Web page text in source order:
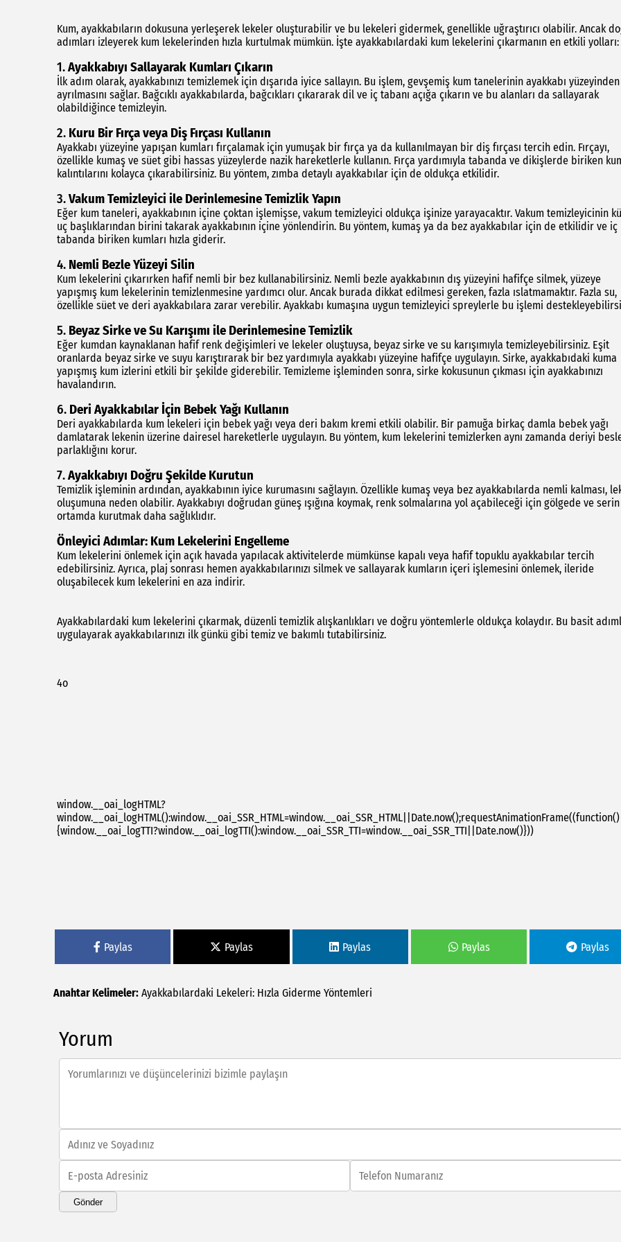
Kum, ayakkabıların dokusuna yerleşerek lekeler oluşturabilir ve bu lekeleri gidermek, genellikle uğraştırıcı olabilir. Ancak
adımları izleyerek kum lekelerinden hızla kurtulmak mümkün. İşte ayakkabılardaki kum lekelerini çıkarmanın en etkili yolları:
1.Ayakkabıyı Sallayarak Kumları Çıkarın
İlk adım olarak, ayakkabınızı temizlemek için dışarıda iyice sallayın. Bu işlem, gevşemiş kum tanelerinin ayakkabı yüzeyinden
ayrılmasını sağlar. Bağcıklı ayakkabılarda, bağcıkları çıkararak dil ve iç tabanı açığa çıkarın ve bu alanları da sallayarak
olabildiğince temizleyin.
2. Kuru Bir Fırça veya Diş Fırçası Kullanın
Ayakkabı yüzeyine yapışan kumları fırçalamak için yumuşak bir fırça ya da kullanılmayan bir diş fırçası tercih edin. Fırçayı,
özellikle kumaş ve süet gibi hassas yüzeylerde nazik hareketlerle kullanın. Fırça yardımıyla tabanda ve dikişlerde biriken
kalıntılarını kolayca çıkarabilirsiniz. Bu yöntem, zımba detaylı ayakkabılar için de oldukça etkilidir.
3.Vakum Temizleyici ile Derinlemesine Temizlik Yapın
Eğer kum taneleri, ayakkabının içine çoktan işlemişse, vakum temizleyici oldukça işinize yarayacaktır. Vakum temizleyicinin
uç başlıklarından birini takarak ayakkabının içine yönlendirin. Bu yöntem, kumaş ya da bez ayakkabılar için de etkilidir ve iç
tabanda biriken kumları hızla giderir.
4. Nemli Bezle Yüzeyi Silin
Kum lekelerini çıkarırken hafif nemli bir bez kullanabilirsiniz. Nemli bezle ayakkabının dış yüzeyini hafifçe silmek, yüzeye
yapışmış kum lekelerinin temizlenmesine yardımcı olur. Ancak burada dikkat edilmesi gereken, fazla ıslatmamaktır. Fazla su,
özellikle süet ve deri ayakkabılara zarar verebilir. Ayakkabı kumaşına uygun temizleyici spreylerle bu işlemi
5. Beyaz Sirke ve Su Karışımı ile Derinlemesine Temizlik
Eğer kumdan kaynaklanan hafif renk değişimleri ve lekeler oluştuysa, beyaz sirke ve su karışımıyla temizleyebilirsiniz. Eşit
oranlarda beyaz sirke ve suyu karıştırarak bir bez yardımıyla ayakkabı yüzeyine hafifçe uygulayın. Sirke, ayakkabıdaki kuma
yapışmış kum izlerini etkili bir şekilde giderebilir. Temizleme işleminden sonra, sirke kokusunun çıkması için ayakkabınızı
havalandırın.
6. Deri Ayakkabılar İçin Bebek Yağı Kullanın
Deri ayakkabılarda kum lekeleri için bebek yağı veya deri bakım kremi etkili olabilir. Bir pamuğa birkaç damla bebek yağı
damlatarak lekenin üzerine dairesel hareketlerle uygulayın. Bu yöntem, kum lekelerini temizlerken aynı zamanda deriyi
parlaklığını korur.
7.Ayakkabıyı Doğru Şekilde Kurutun
Temizlik işleminin ardından, ayakkabının iyice kurumasını sağlayın. Özellikle kumaş veya bez ayakkabılarda nemli kalması,
oluşumuna neden olabilir. Ayakkabıyı doğrudan güneş ışığına koymak, renk solmalarına yol açabileceği için gölgede ve
ortamda kurutmak daha sağlıklıdır.
Önleyici Adımlar: Kum Lekelerini Engelleme
Kum lekelerini önlemek için açık havada yapılacak aktivitelerde mümkünse kapalı veya hafif topuklu ayakkabılar tercih
edebilirsiniz. Ayrıca, plaj sonrası hemen ayakkabılarınızı silmek ve sallayarak kumların içeri işlemesini önlemek, ileride
oluşabilecek kum lekelerini en aza indirir.
Ayakkabılardaki kum lekelerini çıkarmak, düzenli temizlik alışkanlıkları ve doğru yöntemlerle oldukça kolaydır. Bu basit
uygulayarak ayakkabılarınızı ilk günkü gibi temiz ve bakımlı tutabilirsiniz.
4o
window.__oai_logHTML?
window.__oai_logHTML():window.__oai_SSR_HTML=window.__oai_SSR_HTML||Date.now();requestAnimationFrame((function()
{window.__oai_logTTI?window.__oai_logTTI():window.__oai_SSR_TTI=window.__oai_SSR_TTI||Date.now()}))
Paylas Paylas Paylas Paylas Paylas
Anahtar Kelimeler: Ayakkabılardaki Lekeleri: Hızla Giderme Yöntemleri
Yorum
Gönder